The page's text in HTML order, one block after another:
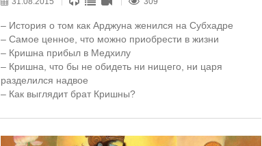
– История о том как Арджуна женился на Субхадре
– Самое ценное, что можно приобрести в жизни
– Кришна прибыл в Медхилу
– Кришна, что бы не обидеть ни нищего, ни царя
разделился надвое
– Как выглядит брат Кришны?